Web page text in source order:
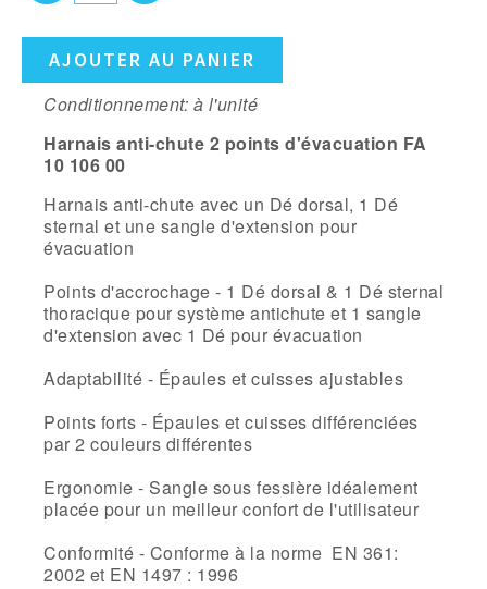
AJOUTER AU PANIER
Conditionnement: à l'unité
Harnais anti-chute 2 points d'évacuation FA
10 106 00
Harnais anti-chute avec un Dé dorsal, 1 Dé
sternal et une sangle d'extension pour
évacuation
Points d'accrochage - 1 Dé dorsal & 1 Dé sternal
thoracique pour système antichute et 1 sangle
d'extension avec 1 Dé pour évacuation
Adaptabilité - Épaules et cuisses ajustables
Points forts - Épaules et cuisses différenciées
par 2 couleurs différentes
Ergonomie - Sangle sous fessière idéalement
placée pour un meilleur confort de l'utilisateur
Conformité - Conforme à la norme EN 361:
2002 et EN 1497 : 1996